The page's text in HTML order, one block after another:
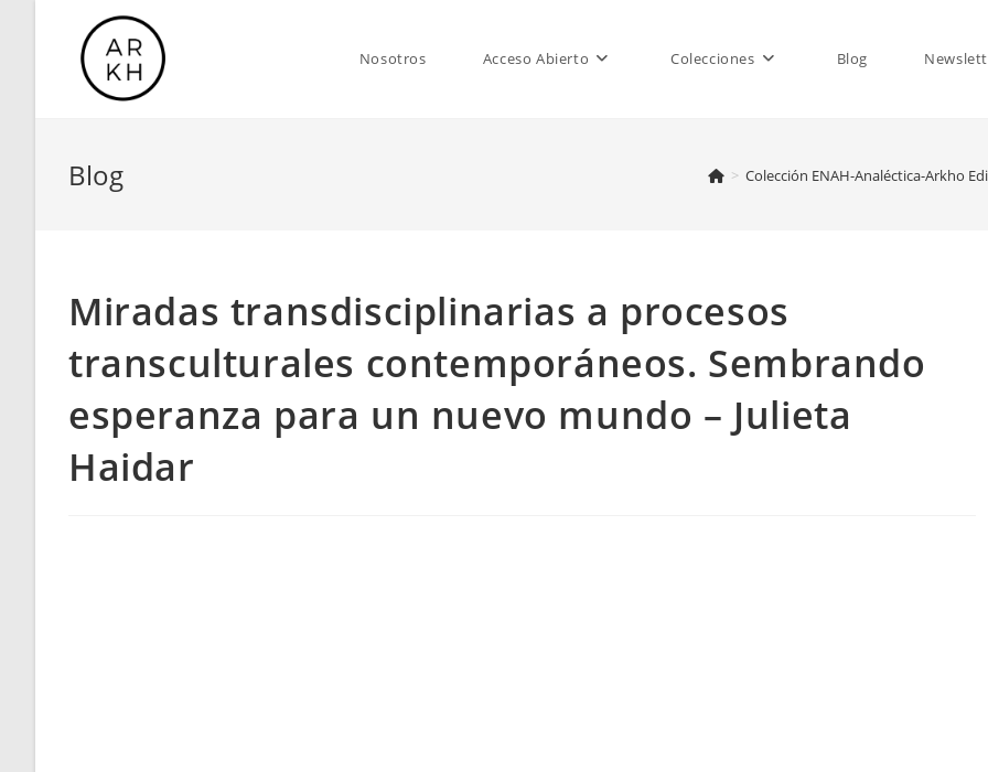
Nosotros Acceso Abierto Colecciones Blog
Blog > Colección ENAH-Analéctica-Arkho
Miradas transdisciplinarias a procesos
transculturales contemporáneos. Sembrando
esperanza para un nuevo mundo – Julieta
Haidar